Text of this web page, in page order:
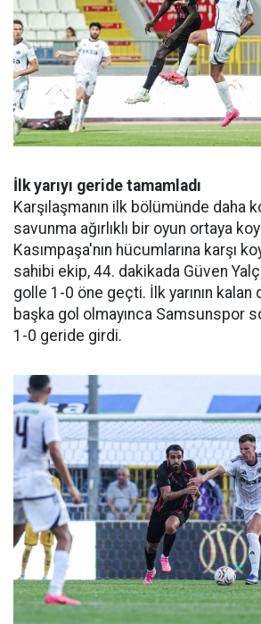
İlk yarıyı geride tamamladı
Karşılaşmanın ilk bölümünde daha
savunma ağırlıklı bir oyun ortaya
Kasımpaşa'nın hücumlarına karşı
sahibi ekip, 44. dakikada Güven
golle 1-0 öne geçti. İlk yarının kalan
başka gol olmayınca Samsunspor
1-0 geride girdi.